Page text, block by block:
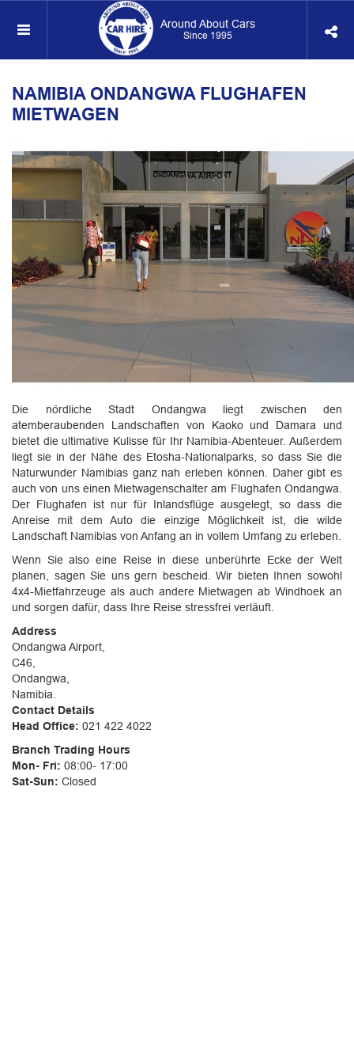
Around About Cars
Since 1995
NAMIBIA ONDANGWA FLUGHAFEN
MIETWAGEN
Die nördliche Stadt Ondangwa liegt zwischen den
atemberaubenden Landschaften von Kaoko und Damara und
bietet die ultimative Kulisse für Ihr Namibia-Abenteuer. Außerdem
liegt sie in der Nähe des Etosha-Nationalparks, so dass Sie die
Naturwunder Namibias ganz nah erleben können. Daher gibt es
auch von uns einen Mietwagenschalter am Flughafen Ondangwa.
Der Flughafen ist nur für Inlandsflüge ausgelegt, so dass die
Anreise mit dem Auto die einzige Möglichkeit ist, die wilde
Landschaft Namibias von Anfang an in vollem Umfang zu erleben.
Wenn Sie also eine Reise in diese unberührte Ecke der Welt
planen, sagen Sie uns gern bescheid. Wir bieten Ihnen sowohl
4x4-Mietfahrzeuge als auch andere Mietwagen ab Windhoek an
und sorgen dafür, dass Ihre Reise stressfrei verläuft.
Address
Ondangwa Airport,
C46,
Ondangwa,
Namibia.
Contact Details
Head Office: 021 422 4022
Branch Trading Hours
Mon- Fri: 08:00- 17:00
Sat-Sun: Closed